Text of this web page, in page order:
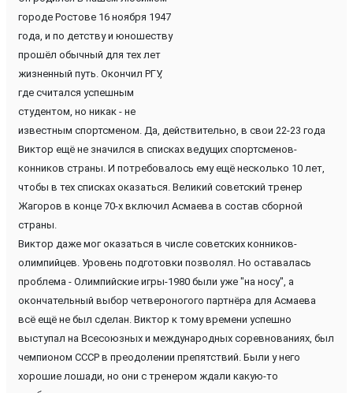
городе Ростове 16 ноября 1947
года, и по детству и юношеству
прошёл обычный для тех лет
жизненный путь. Окончил РГУ,
где считался успешным
студентом, но никак - не
известным спортсменом. Да, действительно, в свои 22-23 года
Виктор ещё не значился в списках ведущих спортсменов-
конников страны. И потребовалось ему ещё несколько 10 лет,
чтобы в тех списках оказаться. Великий советский тренер
Жагоров в конце 70-х включил Асмаева в состав сборной
страны.
Виктор даже мог оказаться в числе советских конников-
олимпийцев. Уровень подготовки позволял. Но оставалась
проблема - Олимпийские игры-1980 были уже "на носу", а
окончательный выбор четвероногого партнёра для Асмаева
всё ещё не был сделан. Виктор к тому времени успешно
выступал на Всесоюзных и международных соревнованиях, был
чемпионом СССР в преодолении препятствий. Были у него
хорошие лошади, но они с тренером ждали какую-то